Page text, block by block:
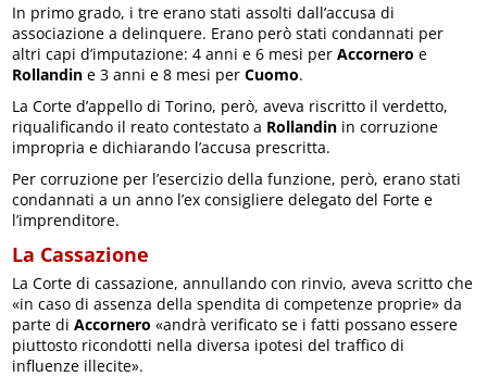
In primo grado, i tre erano stati assolti dall’accusa di
associazione a delinquere. Erano però stati condannati per
altri capi d’imputazione: 4 anni e 6 mesi perAccornero e
Rollandin e 3 anni e 8 mesi perCuomo.
La Corte d’appello di Torino, però, aveva riscritto il verdetto,
riqualificando il reato contestato a Rollandin in corruzione
impropria e dichiarando l’accusa prescritta.
Per corruzione per l’esercizio della funzione, però, erano stati
condannati a un anno l’ex consigliere delegato del Forte e
l’imprenditore.
La Cassazione
La Corte di cassazione, annullando con rinvio, aveva scritto che
«in caso di assenza della spendita di competenze proprie» da
parte diAccornero «andrà verificato se i fatti possano essere
piuttosto ricondotti nella diversa ipotesi del traffico di
influenze illecite».